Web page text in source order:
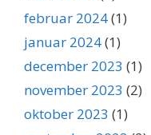
februar 2024(1)
januar 2024(1)
december 2023 (1)
november 2023 (2)
oktober 2023 (1)